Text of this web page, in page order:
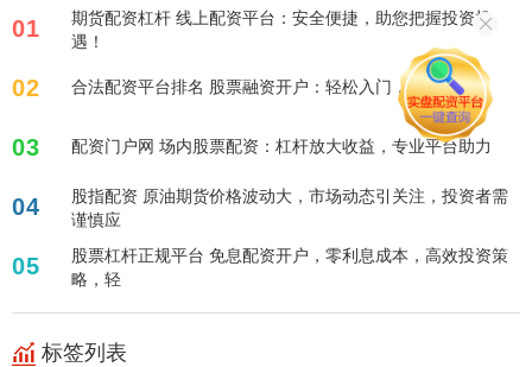
01
期货配资杠杆 线上配资平台：安全便捷，助您把握投资机
遇！
02 合法配资平台排名 股票融资开户：轻松入门，放大收益！
03 配资门户网 场内股票配资：杠杆放大收益，专业平台助力
04
股指配资 原油期货价格波动大，市场动态引关注，投资者需
谨慎应
05
股票杠杆正规平台 免息配资开户，零利息成本，高效投资策
略，轻
标签列表